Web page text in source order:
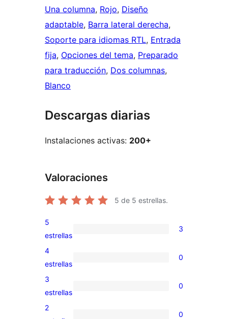
Una columna, Rojo, Diseño
adaptable, Barra lateral derecha
Soporte para idiomas RTL, Entrada
fija, Opciones del tema, Preparado
para traducción, Dos columnas
Blanco
Descargas diarias
Instalaciones activas: 200+
Valoraciones
5 de 5 estrellas.
3
valoraciones
de
5
estrellas
3
0
valoraciones
de
4
estrellas
0
0
valoraciones
3
estrellas
0
2
0